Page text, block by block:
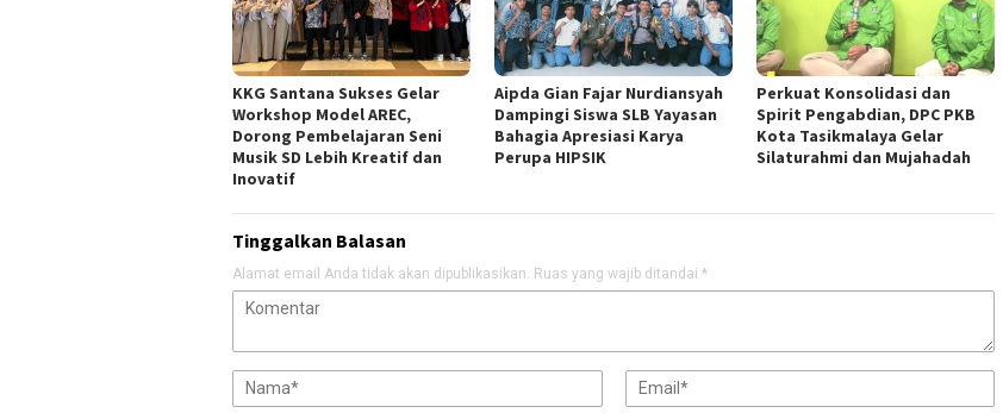
KKG Santana Sukses Gelar
Workshop Model AREC,
Dorong Pembelajaran Seni
Musik SD Lebih Kreatif dan
Inovatif
Aipda Gian Fajar Nurdiansyah
Dampingi Siswa SLB Yayasan
Bahagia Apresiasi Karya
Perupa HIPSIK
Perkuat Konsolidasi dan
Spirit Pengabdian, DPC PKB
Kota Tasikmalaya Gelar
Silaturahmi dan Mujahadah
Tinggalkan Balasan
Alamat email Anda tidak akan dipublikasikan. Ruas yang wajib ditandai *